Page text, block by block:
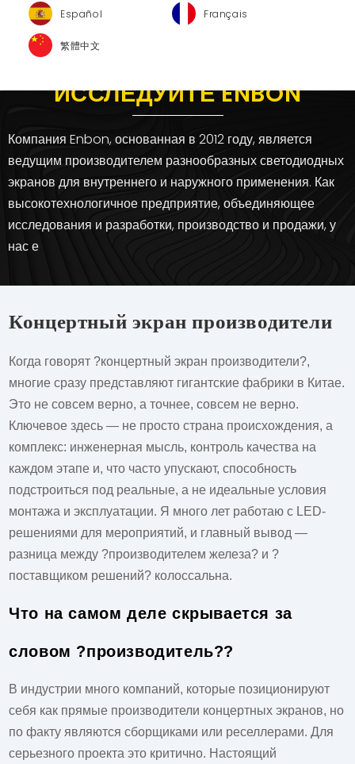
Español Français
繁體中文
ИССЛЕДУЙТЕ ENBON
Компания Enbon, основанная в 2012 году, является
ведущим производителем разнообразных светодиодных
экранов для внутреннего и наружного применения. Как
высокотехнологичное предприятие, объединяющее
исследования и разработки, производство и продажи, у
нас е
Концертный экран производители
Когда говорят ?концертный экран производители?,
многие сразу представляют гигантские фабрики в Китае.
Это не совсем верно, а точнее, совсем не верно.
Ключевое здесь — не просто страна происхождения, а
комплекс: инженерная мысль, контроль качества на
каждом этапе и, что часто упускают, способность
подстроиться под реальные, а не идеальные условия
монтажа и эксплуатации. Я много лет работаю с LED-
решениями для мероприятий, и главный вывод —
разница между ?производителем железа? и ?
поставщиком решений? колоссальна.
Что на самом деле скрывается за
словом ?производитель??
В индустрии много компаний, которые позиционируют
себя как прямые производители концертных экранов, но
по факту являются сборщиками или реселлерами. Для
серьезного проекта это критично. Настоящий